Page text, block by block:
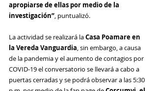
apropiarse de ellas por medio de la
investigación”, puntualizó.
La actividad se realizará la Casa Poamare en
la Vereda Vanguardia, sin embargo, a causa
de la pandemia y el aumento de contagios por
COVID-19 el conversatorio se llevará a cabo a
puertas cerradas y se podrá observar a las 5:30